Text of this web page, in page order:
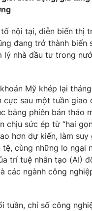
nội tại, diễn biến thị
đang trở thành biến
lý nhà đầu tư trong
Mỹ khép lại
cực sau một tuần giao
bằng phiên bán tháo
chịu sức ép từ “hai
hơn dự kiến, làm suy
cùng những lo ngại
trí tuệ nhân tạo (AI)
các ngành công
tuần, chỉ số công